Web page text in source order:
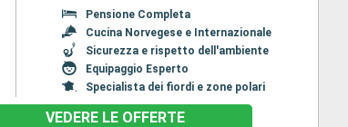
Pensione Completa
Cucina Norvegese e Internazionale
Sicurezza e rispetto dell'ambiente
Equipaggio Esperto
Specialista dei fiordi e zone polari
VEDERE LE OFFERTE